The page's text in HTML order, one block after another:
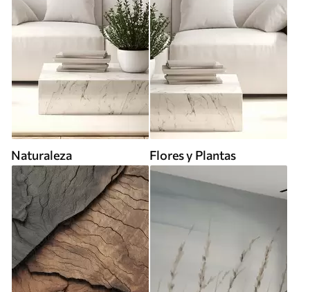
Naturaleza Flores y Plantas